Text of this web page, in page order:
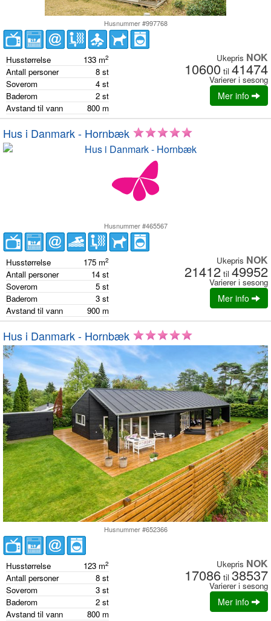
Husnummer #997768
Husstørrelse 133 m2
Antall personer 8 st
Soverom
4 st
Baderom
2 st
Avstand til vann
800 m
Ukepris NOK
10600 til 41474
Varierer i sesong
Mer info
Hus i Danmark - Hornbæk
Husnummer #465567
Husstørrelse 175 m2
Antall personer 14 st
Soverom
5 st
Baderom
3 st
Avstand til vann
900 m
Ukepris NOK
21412 til 49952
Varierer i sesong
Mer info
Hus i Danmark - Hornbæk
Husnummer #652366
Husstørrelse 123 m2
Antall personer 8 st
Soverom
3 st
Baderom
2 st
Avstand til vann
800 m
Ukepris NOK
17086 til 38537
Varierer i sesong
Mer info